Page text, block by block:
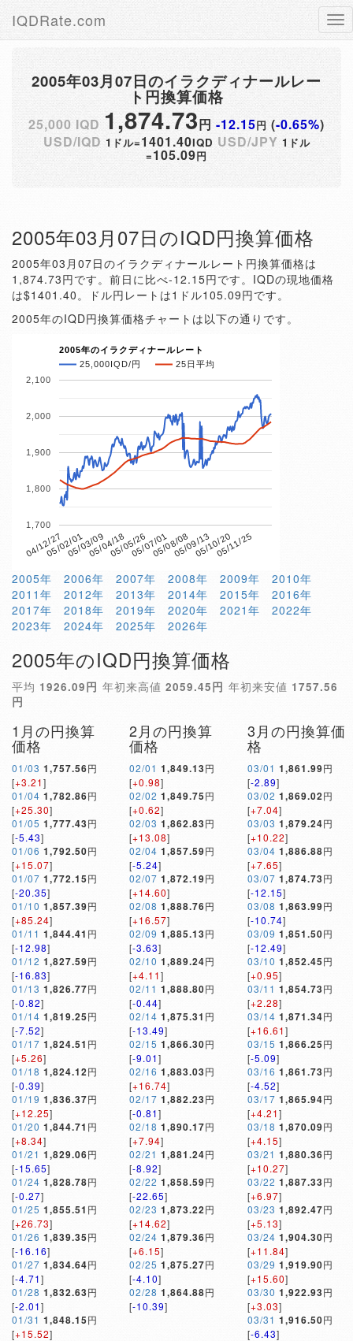
IQDRate.com
2005年03月07日のイラクディナールレー
ト円換算価格
25,000 IQD 1,874.73円 -12.15円 (-0.65%)
USD/IQD 1ドル=1401.40IQD USD/JPY 1ドル
=105.09円
2005年03月07日のIQD円換算価格
2005年03月07日のイラクディナールレート円換算価格は
1,874.73円です。前日に比べ-12.15円です。IQDの現地価格
は$1401.40。ドル円レートは1ドル105.09円です。
2005年のIQD円換算価格チャートは以下の通りです。
2005年のイラクディナールレート
25,000IQD/円
25日平均
04/12/2705/02/0105/03/0905/04/1805/05/2605/07/0105/08/0805/09/1305/10/2005/11/25
1,700
1,800
1,900
2,000
2,100
2005年 2006年 2007年 2008年 2009年
2010年
2011年
2012年 2013年 2014年 2015年
2016年
2017年
2018年 2019年 2020年 2021年
2022年
2023年
2024年 2025年 2026年
2005年のIQD円換算価格
平均 1926.09円 年初来高値 2059.45円 年初来安値 1757.56
円
1月の円換算
価格
01/03 1,757.56円
[+3.21]
01/04 1,782.86円
[+25.30]
01/05 1,777.43円
[-5.43]
01/06 1,792.50円
[+15.07]
01/07 1,772.15円
[-20.35]
01/10 1,857.39円
[+85.24]
01/11 1,844.41 円
[-12.98]
01/12 1,827.59円
[-16.83]
01/13 1,826.77円
[-0.82]
01/14 1,819.25円
[-7.52]
01/17 1,824.51 円
[+5.26]
01/18 1,824.12円
[-0.39]
01/19 1,836.37円
[+12.25]
01/20 1,844.71 円
[+8.34]
01/21 1,829.06円
[-15.65]
01/24 1,828.78円
[-0.27]
01/25 1,855.51 円
[+26.73]
01/26 1,839.35円
[-16.16]
01/27 1,834.64円
[-4.71]
01/28 1,832.63円
[-2.01]
01/31 1,848.15円
[+15.52]
2月の円換算
価格
02/01 1,849.13円
[+0.98]
02/02 1,849.75円
[+0.62]
02/03 1,862.83円
[+13.08]
02/04 1,857.59円
[-5.24]
02/07 1,872.19円
[+14.60]
02/08 1,888.76円
[+16.57]
02/09 1,885.13円
[-3.63]
02/10 1,889.24円
[+4.11]
02/11 1,888.80円
[-0.44]
02/14 1,875.31 円
[-13.49]
02/15 1,866.30円
[-9.01]
02/16 1,883.03円
[+16.74]
02/17 1,882.23円
[-0.81]
02/18 1,890.17円
[+7.94]
02/21 1,881.24円
[-8.92]
02/22 1,858.59円
[-22.65]
02/23 1,873.22円
[+14.62]
02/24 1,879.36円
[+6.15]
02/25 1,875.27円
[-4.10]
02/28 1,864.88円
[-10.39]
3月の円換算価
格
03/01 1,861.99円
[-2.89]
03/02 1,869.02円
[+7.04]
03/03 1,879.24円
[+10.22]
03/04 1,886.88円
[+7.65]
03/07 1,874.73円
[-12.15]
03/08 1,863.99円
[-10.74]
03/09 1,851.50円
[-12.49]
03/10 1,852.45円
[+0.95]
03/11 1,854.73円
[+2.28]
03/14 1,871.34円
[+16.61]
03/15 1,866.25円
[-5.09]
03/16 1,861.73円
[-4.52]
03/17 1,865.94円
[+4.21]
03/18 1,870.09円
[+4.15]
03/21 1,880.36円
[+10.27]
03/22 1,887.33円
[+6.97]
03/23 1,892.47円
[+5.13]
03/24 1,904.30円
[+11.84]
03/29 1,919.90円
[+15.60]
03/30 1,922.93円
[+3.03]
03/31 1,916.50円
[-6.43]